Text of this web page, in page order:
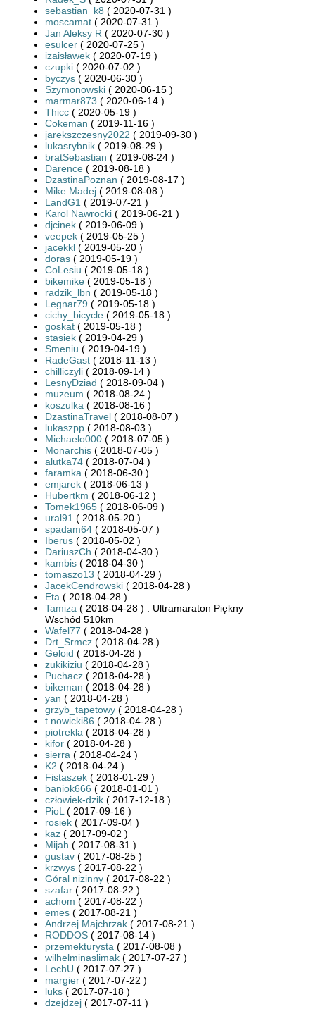
sebastian_k8 ( 2020-07-31 )
moscamat ( 2020-07-31 )
Jan Aleksy R ( 2020-07-30 )
esulcer ( 2020-07-25 )
izaisławek ( 2020-07-19 )
czupki ( 2020-07-02 )
byczys ( 2020-06-30 )
Szymonowski ( 2020-06-15 )
marmar873 ( 2020-06-14 )
Thicc ( 2020-05-19 )
Cokeman ( 2019-11-16 )
jarekszczesny2022 ( 2019-09-30 )
lukasrybnik ( 2019-08-29 )
bratSebastian ( 2019-08-24 )
Darence ( 2019-08-18 )
DzastinaPoznan ( 2019-08-17 )
Mike Madej ( 2019-08-08 )
LandG1 ( 2019-07-21 )
Karol Nawrocki ( 2019-06-21 )
djcinek ( 2019-06-09 )
veepek ( 2019-05-25 )
jacekkl ( 2019-05-20 )
doras ( 2019-05-19 )
CoLesiu ( 2019-05-18 )
bikemike ( 2019-05-18 )
radzik_lbn ( 2019-05-18 )
Legnar79 ( 2019-05-18 )
cichy_bicycle ( 2019-05-18 )
goskat ( 2019-05-18 )
stasiek ( 2019-04-29 )
Smeniu ( 2019-04-19 )
RadeGast ( 2018-11-13 )
chilliczyli ( 2018-09-14 )
LesnyDziad ( 2018-09-04 )
muzeum ( 2018-08-24 )
koszulka ( 2018-08-16 )
DzastinaTravel ( 2018-08-07 )
lukaszpp ( 2018-08-03 )
Michaelo000 ( 2018-07-05 )
Monarchis ( 2018-07-05 )
alutka74 ( 2018-07-04 )
faramka ( 2018-06-30 )
emjarek ( 2018-06-13 )
Hubertkm ( 2018-06-12 )
Tomek1965 ( 2018-06-09 )
ural91 ( 2018-05-20 )
spadam64 ( 2018-05-07 )
Iberus ( 2018-05-02 )
DariuszCh ( 2018-04-30 )
kambis ( 2018-04-30 )
tomaszo13 ( 2018-04-29 )
JacekCendrowski ( 2018-04-28 )
Eta ( 2018-04-28 )
Tamiza ( 2018-04-28 ) : Ultramaraton Piękny
Wschód 510km
Wafel77 ( 2018-04-28 )
Drt_Srmcz ( 2018-04-28 )
Geloid ( 2018-04-28 )
zukikiziu ( 2018-04-28 )
Puchacz ( 2018-04-28 )
bikeman ( 2018-04-28 )
yan ( 2018-04-28 )
grzyb_tapetowy ( 2018-04-28 )
t.nowicki86 ( 2018-04-28 )
piotrekla ( 2018-04-28 )
kifor ( 2018-04-28 )
sierra ( 2018-04-24 )
K2 ( 2018-04-24 )
Fistaszek ( 2018-01-29 )
baniok666 ( 2018-01-01 )
człowiek-dzik ( 2017-12-18 )
PioL ( 2017-09-16 )
rosiek ( 2017-09-04 )
kaz ( 2017-09-02 )
Mijah ( 2017-08-31 )
gustav ( 2017-08-25 )
krzwys ( 2017-08-22 )
Góral nizinny ( 2017-08-22 )
szafar ( 2017-08-22 )
achom ( 2017-08-22 )
emes ( 2017-08-21 )
Andrzej Majchrzak ( 2017-08-21 )
RODDOS ( 2017-08-14 )
przemekturysta ( 2017-08-08 )
wilhelminaslimak ( 2017-07-27 )
LechU ( 2017-07-27 )
margier ( 2017-07-22 )
luks ( 2017-07-18 )
dzejdzej ( 2017-07-11 )